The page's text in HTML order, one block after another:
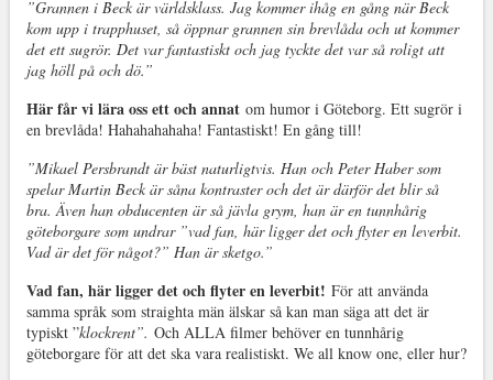
”Grannen i Beck är världsklass. Jag kommer ihåg en gång när Beck
kom upp i trapphuset, så öppnar grannen sin brevlåda och ut kommer
det ett sugrör. Det var fantastiskt och jag tyckte det var så roligt att
jag höll på och dö.”
Här får vi lära oss ett och annat om humor i Göteborg. Ett sugrör i
en brevlåda! Hahahahahaha! Fantastiskt! En gång till!
”Mikael Persbrandt är bäst naturligtvis. Han och Peter Haber som
spelar Martin Beck är såna kontraster och det är därför det blir så
bra. Även han obducenten är så jävla grym, han är en tunnhårig
göteborgare som undrar ”vad fan, här ligger det och flyter en leverbit.
Vad är det för något?” Han är sketgo.”
Vad fan, här ligger det och flyter en leverbit! För att använda
samma språk som straighta män älskar så kan man säga att det är
typiskt ”klockrent”. Och ALLA filmer behöver en tunnhårig
göteborgare för att det ska vara realistiskt. We all know one, eller hur?